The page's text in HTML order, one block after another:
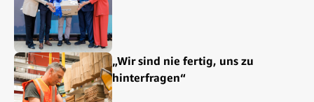
„Wir sind nie fertig, uns zu
hinterfragen“